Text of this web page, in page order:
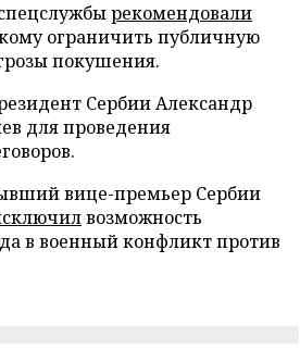
рекомендовали
ограничить публичную
покушения.
Сербии Александр
для проведения
вице-премьер Сербии
возможность
в военный конфликт против